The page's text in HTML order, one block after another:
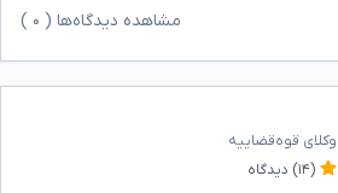
مشاهده دیدگاه‌ها ( ۰
وکلای قوه‌قضاییه
(۱۴) دیدگاه